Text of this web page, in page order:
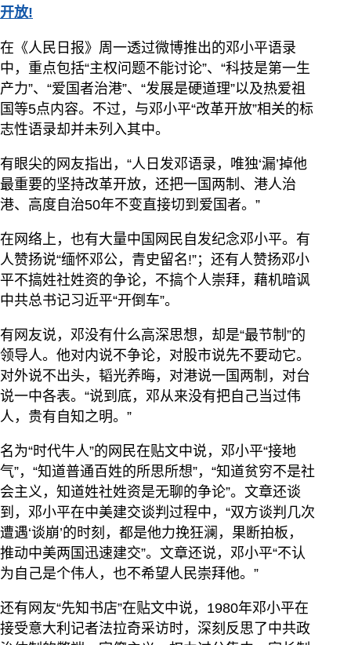
开放!
在《人民日报》周一透过微博推出的邓小平语录
中，重点包括“主权问题不能讨论”、“科技是第一生
产力”、“爱国者治港”、“发展是硬道理”以及热爱祖
国等5点内容。不过，与邓小平“改革开放”相关的标
志性语录却并未列入其中。
有眼尖的网友指出，“人日发邓语录，唯独‘漏’掉他
最重要的坚持改革开放，还把一国两制、港人治
港、高度自治50年不变直接切到爱国者。”
在网络上，也有大量中国网民自发纪念邓小平。有
人赞扬说“缅怀邓公，青史留名!”；还有人赞扬邓小
平不搞姓社姓资的争论，不搞个人崇拜，藉机暗讽
中共总书记习近平“开倒车”。
有网友说，邓没有什么高深思想，却是“最节制”的
领导人。他对内说不争论，对股市说先不要动它。
对外说不出头，韬光养晦，对港说一国两制，对台
说一中各表。“说到底，邓从来没有把自己当过伟
人，贵有自知之明。”
名为“时代牛人”的网民在贴文中说，邓小平“接地
气”，“知道普通百姓的所思所想”，“知道贫穷不是社
会主义，知道姓社姓资是无聊的争论”。文章还谈
到，邓小平在中美建交谈判过程中，“双方谈判几次
遭遇‘谈崩’的时刻，都是他力挽狂澜，果断拍板，
推动中美两国迅速建交”。文章还说，邓小平“不认
为自己是个伟人，也不希望人民崇拜他。”
还有网友“先知书店”在贴文中说，1980年邓小平在
接受意大利记者法拉奇采访时，深刻反思了中共政